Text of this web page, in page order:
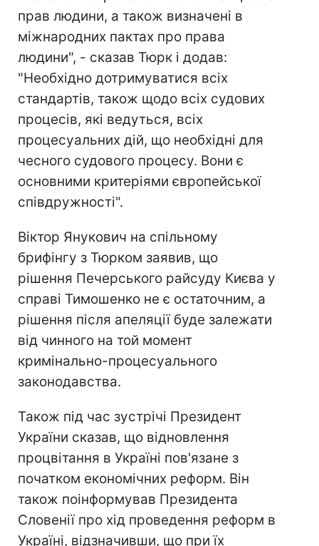
прав людини, а також визначені в
міжнародних пактах про права
людини", - сказав Тюрк і додав:
"Необхідно дотримуватися всіх
стандартів, також щодо всіх судових
процесів, які ведуться, всіх
процесуальних дій, що необхідні для
чесного судового процесу. Вони є
основними критеріями європейської
співдружності".
Віктор Янукович на спільному
брифінгу з Тюрком заявив, що
рішення Печерського райсуду Києва у
справі Тимошенко не є остаточним, а
рішення після апеляції буде залежати
від чинного на той момент
кримінально-процесуального
законодавства.
Також під час зустрічі Президент
України сказав, що відновлення
процвітання в Україні пов'язане з
початком економічних реформ. Він
також поінформував Президента
Словенії про хід проведення реформ в
Україні, відзначивши, що при їх